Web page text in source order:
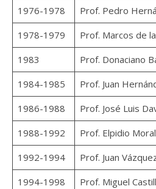
1976-1978
Prof. Pedro
1978-1979
Prof. Marcos de
1983
Prof. Donaciano
1984-1985
Prof. Juan
1986-1988
Prof. José Luis
1988-1992
Prof. Elpidio
1992-1994
Prof. Juan
1994-1998
Prof. Miguel